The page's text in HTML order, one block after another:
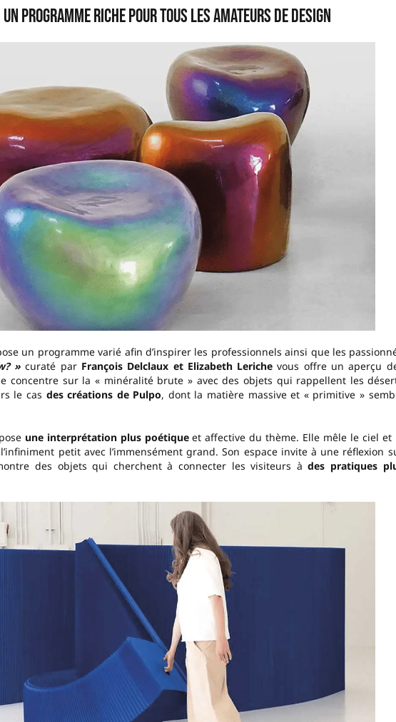
un programme riche pour tous les amateurs de design
un programme varié afin d’inspirer les professionnels ainsi que les
» curaté par François Delclaux et Elizabeth Leriche vous offre un aperçu
concentre sur la « minéralité brute » avec des objets qui rappellent les
le cas des créations de Pulpo, dont la matière massive et « primitive »
une interprétation plus poétiqueet affective du thème. Elle mêle le ciel et
petit avec l’immensément grand. Son espace invite à une réflexion
des objets qui cherchent à connecter les visiteurs à des pratiques